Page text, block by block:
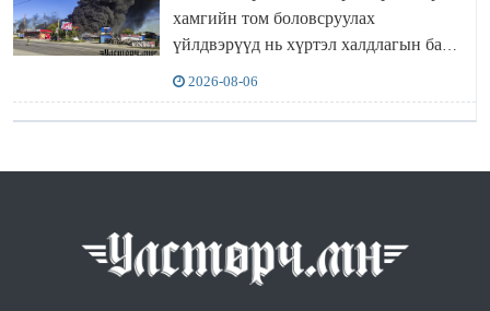
хамгийн том боловсруулах
үйлдвэрүүд нь хүртэл халдлагын бай
2026-08-06